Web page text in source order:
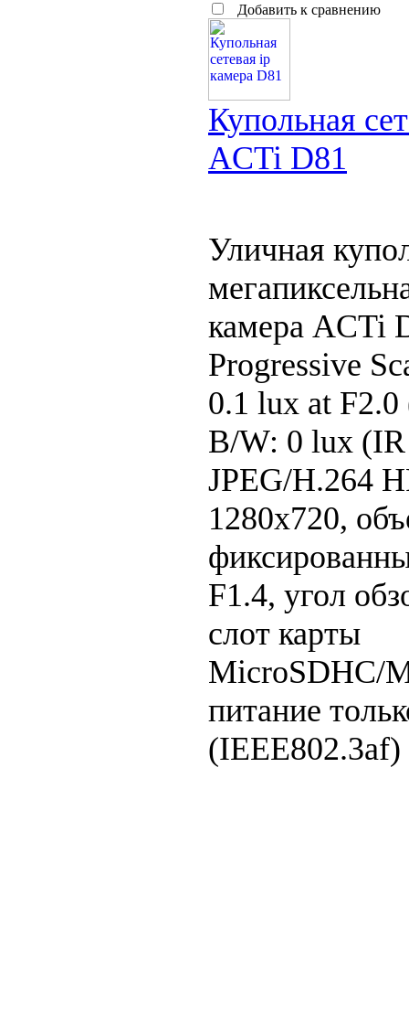
Добавить к сравнению
Купольная
ACTi D81
Уличная
камера ACTi
Progressive
0.1 lux at
B/W: 0 lux
JPEG/H.264
1280х720,
F1.4, угол
слот карты
MicroSDHC/
питание